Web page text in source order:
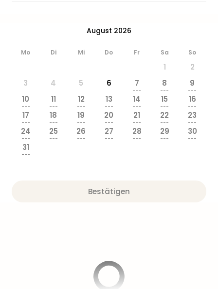
August 2026
Mo Di Mi Do Fr Sa So
1
2
3
4 5 6 7
---
8
---
9
---
10
---
11
---
12
---
13
---
14
---
15
---
16
---
17
---
18
---
19
---
20
---
21
---
22
---
23
---
24
---
25
---
26
---
27
---
28
---
29
---
30
---
31
---
Bestätigen